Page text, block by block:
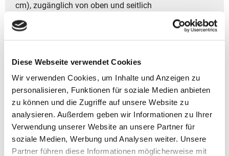
Diese Webseite verwendet Cookies
Wir verwenden Cookies, um Inhalte und Anzeigen zu
personalisieren, Funktionen für soziale Medien anbieten
zu können und die Zugriffe auf unsere Website zu
analysieren. Außerdem geben wir Informationen zu Ihrer
Verwendung unserer Website an unsere Partner für
soziale Medien, Werbung und Analysen weiter. Unsere
Partner führen diese Informationen möglicherweise mit
cm), zugänglich von oben und seitlich
- Organizer-Unterteilung sorgt für eine klare Struktur
und einfachen Zugriff auf Ihre Utensilien
- Der Schlüsselhalter hält Ihre Schlüssel stets griffbereit
- Seitliche Stretch-Flaschentasche zur Aufbewahrung
von Getränken oder anderen kleinen Gegenständen
- Mit Kompressionsriemen lässt sich das Volumen des
Rucksacks anpassen
- Der obere Tragegriff bietet eine zusätzliche
Trageoption
- Ein hinteres Reißverschluss-Fach sorgt für weiteren
Stauraum